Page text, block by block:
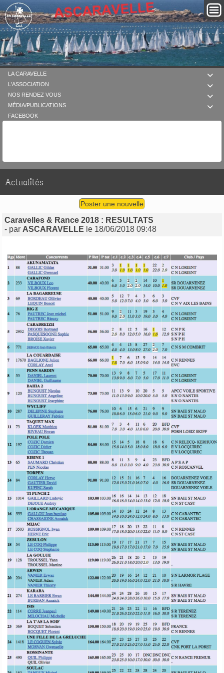

LA CARAVELLE

L'ASSOCIATION

NOS RENDEZ VOUS

MÉDIA/PUBLICATIONS
FACEBOOK
Actualités
Poster une nouvelle
Caravelles & Rance 2018 : RESULTATS
- par ASCARAVELLE le 18/06/2018 09:48